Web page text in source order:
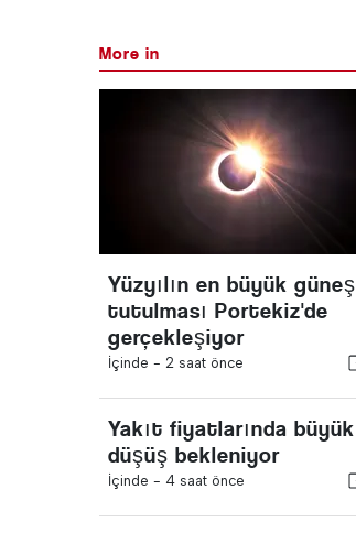
More in
Yüzyılın en büyük güneş
tutulması Portekiz'de
gerçekleşiyor
İçinde - 2 saat önce
Yakıt fiyatlarında büyük
düşüş bekleniyor
İçinde - 4 saat önce